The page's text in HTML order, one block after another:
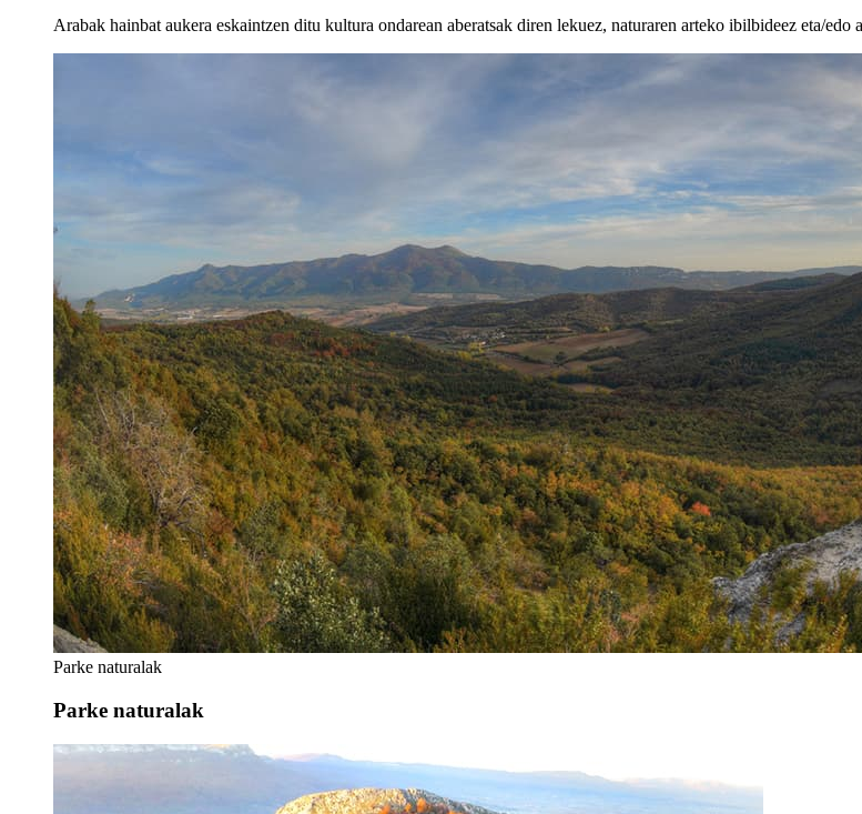
Arabak hainbat aukera eskaintzen ditu kultura ondarean aberatsak diren lekuez, naturaren arteko ibilbideez eta/edo
Parke naturalak
Parke naturalak